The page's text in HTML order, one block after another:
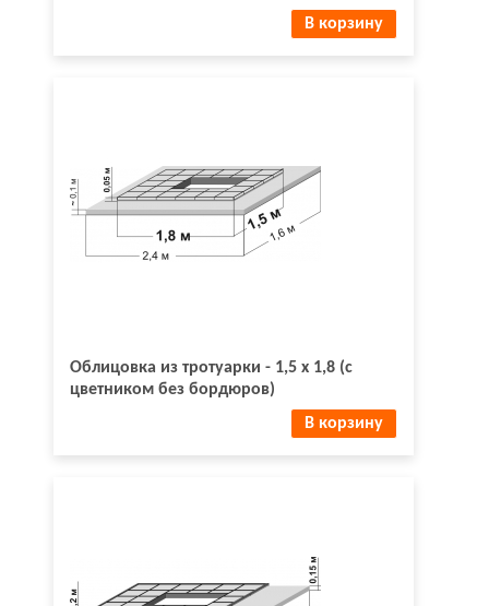
В корзину
Облицовка из тротуарки - 1,5 х 1,8 (с
цветником без бордюров)
В корзину